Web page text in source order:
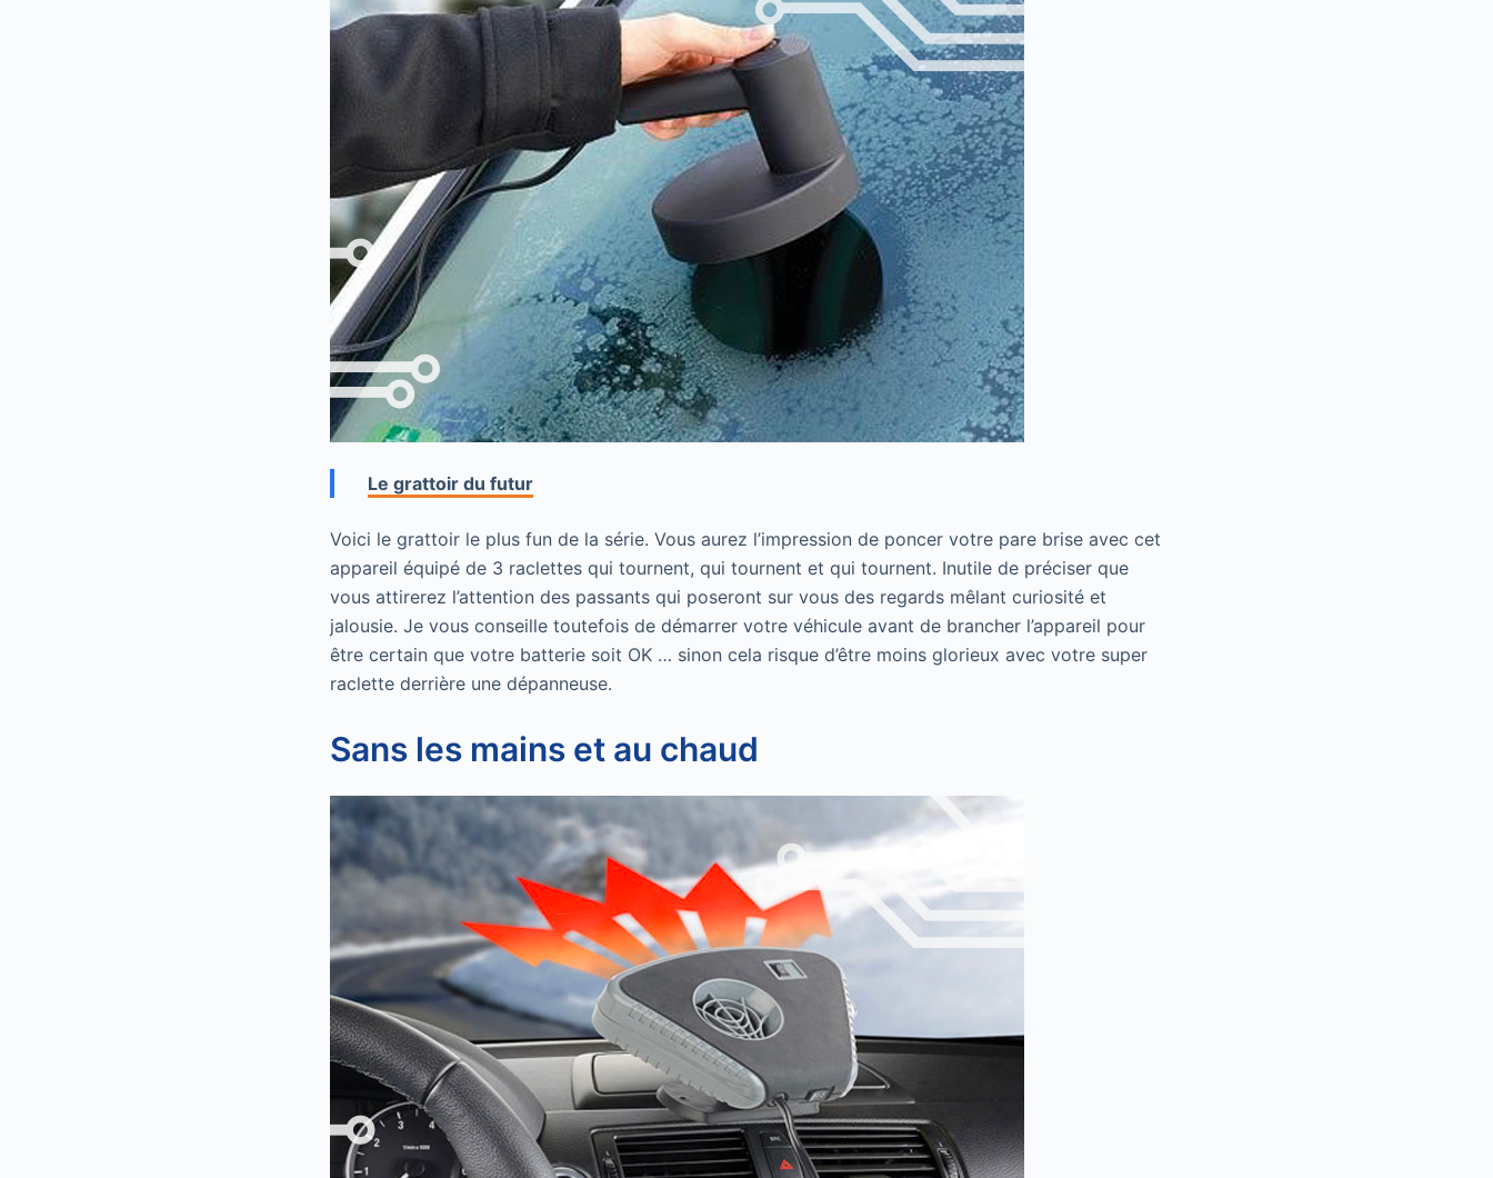
Le grattoir du futur
Voici le grattoir le plus fun de la série. Vous aurez l’impression de poncer votre pare brise avec cet
appareil équipé de 3 raclettes qui tournent, qui tournent et qui tournent. Inutile de préciser que
vous attirerez l’attention des passants qui poseront sur vous des regards mêlant curiosité et
jalousie. Je vous conseille toutefois de démarrer votre véhicule avant de brancher l’appareil pour
être certain que votre batterie soit OK … sinon cela risque d’être moins glorieux avec votre super
raclette derrière une dépanneuse.
Sans les mains et au chaud